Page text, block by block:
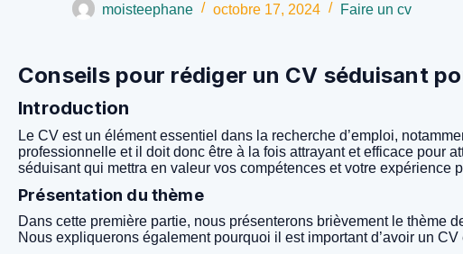
moisteephane octobre 17, 2024 Faire un cv
Conseils pour rédiger un CV séduisant
Introduction
Le CV est un élément essentiel dans la recherche d’emploi,
professionnelle et il doit donc être à la fois attrayant et efficace pour
séduisant qui mettra en valeur vos compétences et votre expérience
Présentation du thème
Dans cette première partie, nous présenterons brièvement le thème
Nous expliquerons également pourquoi il est important d’avoir un